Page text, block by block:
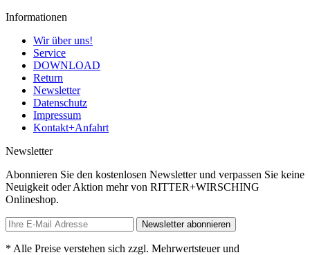
Informationen
Wir über uns!
Service
DOWNLOAD
Return
Newsletter
Datenschutz
Impressum
Kontakt+Anfahrt
Newsletter
Abonnieren Sie den kostenlosen Newsletter und verpassen Sie keine
Neuigkeit oder Aktion mehr von RITTER+WIRSCHING
Onlineshop.
Newsletter abonnieren
* Alle Preise verstehen sich zzgl. Mehrwertsteuer und